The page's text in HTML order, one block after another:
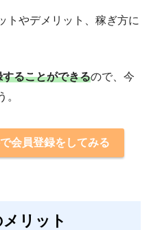
トやデメリット、稼ぎ方に
ることができるので、今
。
会員登録をしてみる
リット